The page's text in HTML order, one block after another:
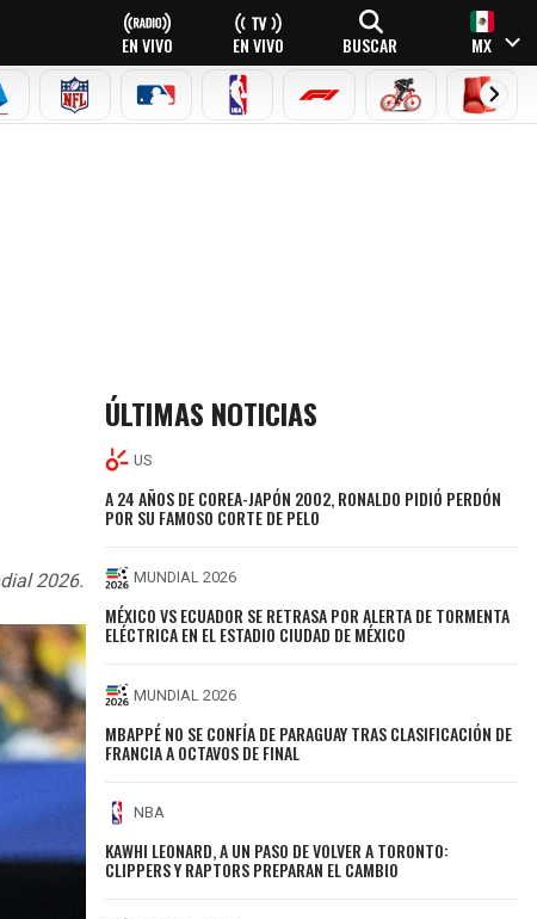
EN VIVO EN VIVO BUSCAR MX
A NFL MLB NBA FÓRMULA 1CICLISMOBOXEO
2026.
ÚLTIMAS NOTICIAS
US
A 24 AÑOS DE COREA-JAPÓN 2002, RONALDO PIDIÓ PERDÓN
POR SU FAMOSO CORTE DE PELO
MUNDIAL 2026
MÉXICO VS ECUADOR SE RETRASA POR ALERTA DE TORMENTA
ELÉCTRICA EN EL ESTADIO CIUDAD DE MÉXICO
MUNDIAL 2026
MBAPPÉ NO SE CONFÍA DE PARAGUAY TRAS CLASIFICACIÓN DE
FRANCIA A OCTAVOS DE FINAL
NBA
KAWHI LEONARD, A UN PASO DE VOLVER A TORONTO:
CLIPPERS Y RAPTORS PREPARAN EL CAMBIO